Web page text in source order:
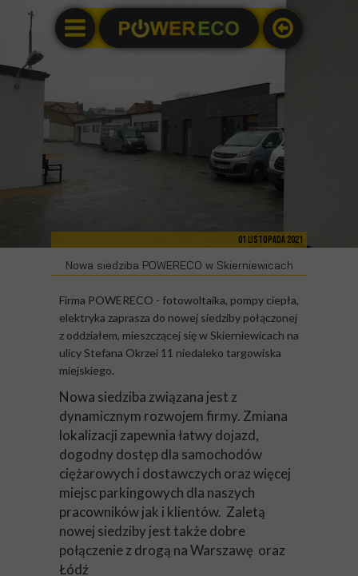
Nowa siedziba POWERECO w Skierniewicach
Firma POWERECO - fotowoltaika, pompy ciepła,
elektryka zaprasza do nowej siedziby połączonej
z oddziałem, mieszczącej się w Skierniewicach na
ulicy Stefana Okrzei 11 niedaleko targowiska
miejskiego.
Nowa siedziba związana jest z
dynamicznym rozwojem firmy. Zmiana
lokalizacji zapewnia łatwy dojazd,
dogodny dostęp dla samochodów
ciężarowych i dostawczych oraz więcej
miejsc parkingowych dla naszych
pracowników jak i klientów. Zaletą
nowej siedziby jest także dobre
połączenie z drogą na Warszawę oraz
Łódź
01 listopada 2021